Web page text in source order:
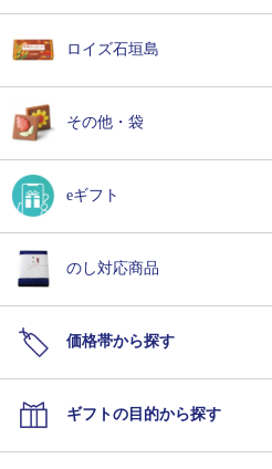
ロイズ石垣島
その他・袋
eギフト
のし対応商品
価格帯から探す
ギフトの目的から探す